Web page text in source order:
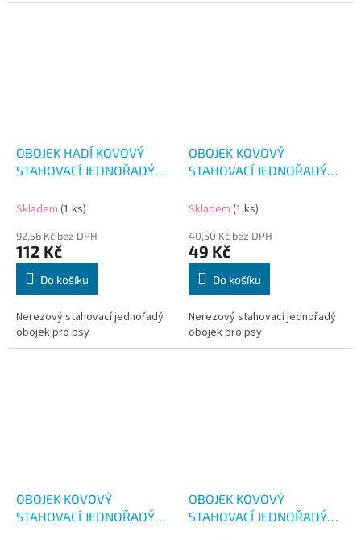
OBOJEK HADÍ KOVOVÝ
STAHOVACÍ JEDNOŘADÝ
Skladem (1 ks)
92,56 Kč bez DPH
112 Kč
Do košíku
Nerezový stahovací jednořadý
obojek pro psy
OBOJEK KOVOVÝ
STAHOVACÍ JEDNOŘADÝ
Skladem (1 ks)
40,50 Kč bez DPH
49 Kč
Do košíku
Nerezový stahovací jednořadý
obojek pro psy
OBOJEK KOVOVÝ
STAHOVACÍ JEDNOŘADÝ
OBOJEK KOVOVÝ
STAHOVACÍ JEDNOŘADÝ